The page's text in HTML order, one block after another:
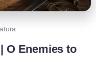
O Enemies to